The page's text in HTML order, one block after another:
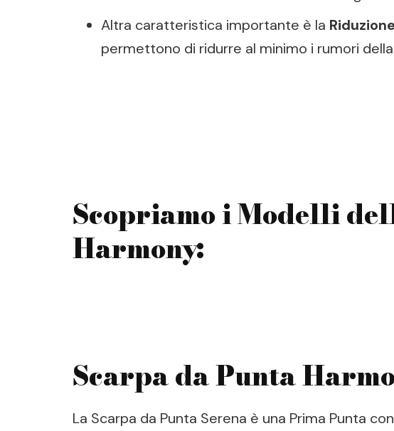
Altra caratteristica importante è la
permettono di ridurre al minimo i rumori
Scopriamo i Modelli
Harmony:
Scarpa da Punta
La Scarpa da Punta Serena è una Prima Punta